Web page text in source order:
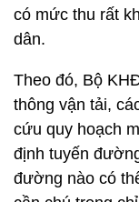
có mức thu rất
dân.
Theo đó, Bộ
thông vận tải,
cứu quy hoạch
định tuyến
đường nào có